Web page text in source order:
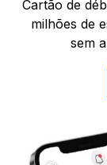
Cartão de
milhões de
sem